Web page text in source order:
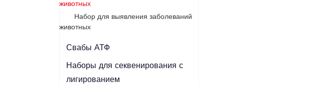
животных
Набор для выявления заболеваний
животных
Свабы АТФ
Наборы для секвенирования с
лигированием